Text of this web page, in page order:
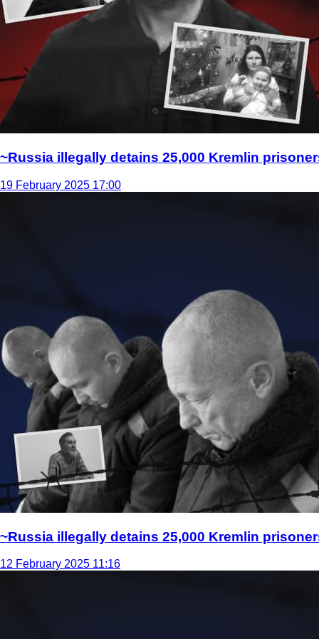
~Russia illegally detains 25,000 Kremlin
19 February 2025 17:00
~Russia illegally detains 25,000 Kremlin
12 February 2025 11:16